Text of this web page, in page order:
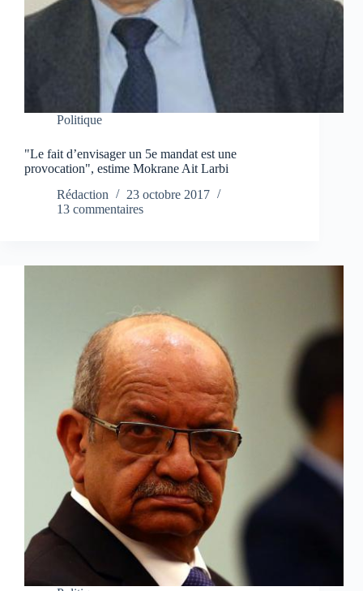
Politique
"Le fait d’envisager un 5e mandat est une
provocation", estime Mokrane Ait Larbi
Rédaction
23 octobre 2017
13 commentaires